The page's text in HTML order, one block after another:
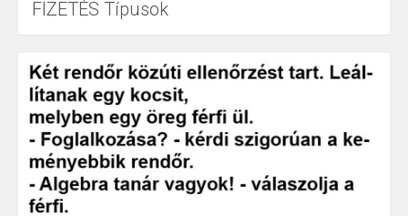
FIZETÉS Típusok